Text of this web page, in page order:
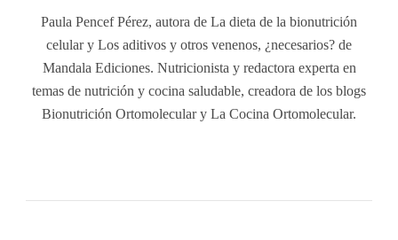
Paula Pencef Pérez, autora de La dieta de la bionutrición
celular y Los aditivos y otros venenos, ¿necesarios? de
Mandala Ediciones. Nutricionista y redactora experta en
temas de nutrición y cocina saludable, creadora de los blogs
Bionutrición Ortomolecular y La Cocina Ortomolecular.